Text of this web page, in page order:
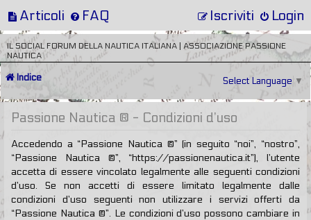
Articoli FAQ Login
Iscriviti
IL SOCIAL FORUM DELLA NAUTICA ITALIANA | ASSOCIAZIONE PASSIONE
NAUTICA
Indice Select Language ▼
Passione Nautica ® - Condizioni d’uso
Accedendo a “Passione Nautica ®” (in seguito “noi”, “nostro”,
“Passione Nautica ®”, “https://passionenautica.it”), l’utente
accetta di essere vincolato legalmente alle seguenti condizioni
d’uso. Se non accetti di essere limitato legalmente dalle
condizioni d’uso seguenti non utilizzare i servizi offerti da
“Passione Nautica ®”. Le condizioni d’uso possono cambiare in